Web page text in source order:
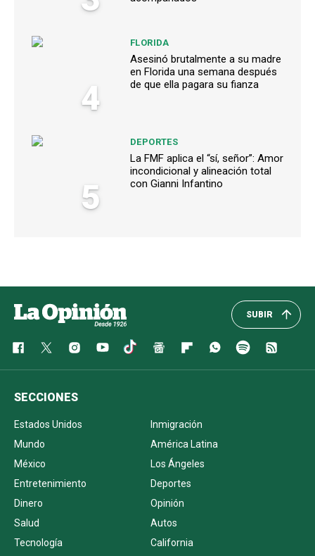
4
FLORIDA
Asesinó brutalmente a su madre
en Florida una semana después
de que ella pagara su fianza
5
DEPORTES
La FMF aplica el “sí, señor”: Amor
incondicional y alineación total
con Gianni Infantino
SUBIR
SECCIONES
Estados Unidos
Inmigración
Mundo
América Latina
México
Los Ángeles
Entretenimiento
Deportes
Dinero
Opinión
Salud
Autos
Tecnología
California